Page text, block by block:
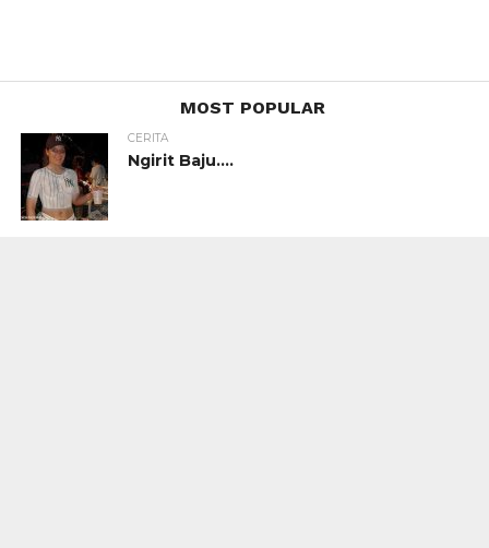
MOST POPULAR
CERITA
Ngirit Baju….